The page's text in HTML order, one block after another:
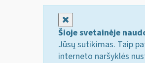
Šioje svetainėje
Jūsų sutikimas. Taip
interneto naršyklės